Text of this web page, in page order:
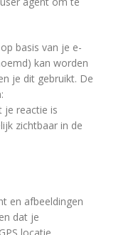
basis van je e-
kan worden
je dit gebruikt. De
je reactie is
zichtbaar in de
en afbeeldingen
dat je